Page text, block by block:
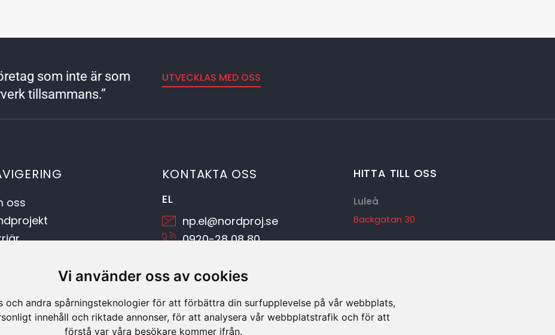
Vi använder oss av cookies
och andra spårningsteknologier för att förbättra din surfupplevelse på vår webbplats,
innehåll och riktade annonser, för att analysera vår webbplatstrafik och för att
förstå var våra besökare kommer ifrån.
som inte är som
tillsammans.”
UTVECKLAS MED OSS
oss
KONTAKTA OSS
EL
np.el@nordproj.se
0920-28 08 80
VVS
0920-28 08 90
HITTA TILL OSS
Luleå
Backgatan 30
Kalix
Furuhedsvägen 27C